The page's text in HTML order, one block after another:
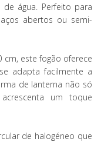
água. Perfeito para
abertos ou semi-
cm, este fogão oferece
adapta facilmente a
de lanterna não só
um toque
de halogéneo que